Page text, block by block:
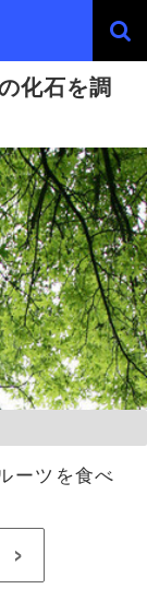
化石を調
ーツを食べ
>